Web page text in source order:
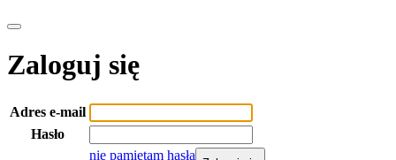
Zaloguj się
Adres e-mail
Hasło
nie pamiętam hasła